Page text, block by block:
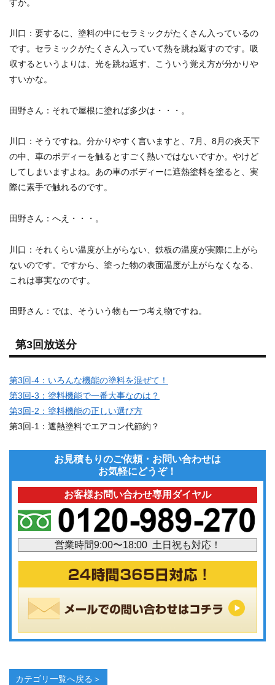
すか。
川口 ：要するに、塗料の中にセラミックがたくさん入っているの
です。セラミックがたくさん入っていて熱を跳ね返すのです。吸
収するというよりは、光を跳ね返す、こういう覚え方が分かりや
すいかな。
田野さん ：それで屋根に塗れば多少は・・・。
川口 ：そうですね。分かりやすく言いますと、7月、8月の炎天下
の中、車のボディーを触るとすごく熱いではないですか。やけど
してしまいますよね。あの車のボディーに遮熱塗料を塗ると、実
際に素手で触れるのです。
田野さん ：へえ・・・。
川口 ：それくらい温度が上がらない、鉄板の温度が実際に上がら
ないのです。ですから、塗った物の表面温度が上がらなくなる、
これは事実なのです。
田野さん ：では、そういう物も一つ考え物ですね。
第3回放送分
第3回-4：いろんな機能の塗料を混ぜて！
第3回-3：塗料機能で一番大事なのは？
第3回-2：塗料機能の正しい選び方
第3回-1：遮熱塗料でエアコン代節約？
お見積もりのご依頼・お問い合わせは
お気軽にどうぞ！
お客様お問い合わせ専用ダイヤル
営業時間9:00〜18:00 土日祝も対応！
カテゴリ一覧へ戻る＞